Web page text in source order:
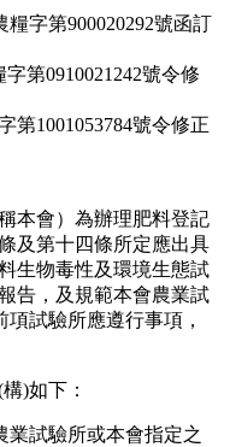
糧字第900020292號函訂
第0910021242號令修
第1001053784號令修正
本會）為辦理肥料登記
及第十四條所定應出具
生物毒性及環境生態試
告，及規範本會農業試
試驗所應遵行事項，
)如下：
業試驗所或本會指定之